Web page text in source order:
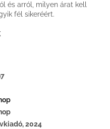
és arról, milyen árat kell
fél sikeréért.
2024